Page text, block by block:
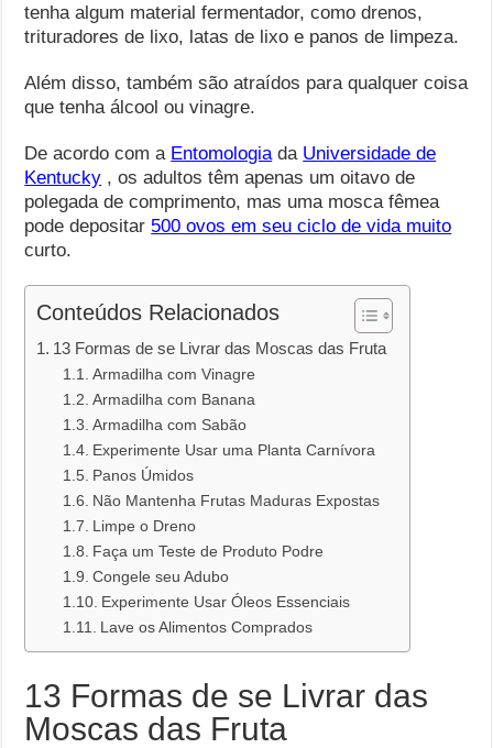
tenha algum material fermentador, como drenos,
trituradores de lixo, latas de lixo e panos de limpeza.
Além disso, também são atraídos para qualquer coisa
que tenha álcool ou vinagre.
De acordo com a Entomologiada Universidade de
Kentucky , os adultos têm apenas um oitavo de
polegada de comprimento, mas uma mosca fêmea
pode depositar 500 ovos em seu ciclo de vida muito
curto.
Conteúdos Relacionados
13 Formas de se Livrar das Moscas das Fruta
Armadilha com Vinagre
Armadilha com Banana
Armadilha com Sabão
Experimente Usar uma Planta Carnívora
Panos Úmidos
Não Mantenha Frutas Maduras Expostas
Limpe o Dreno
Faça um Teste de Produto Podre
Congele seu Adubo
Experimente Usar Óleos Essenciais
Lave os Alimentos Comprados
13 Formas de se Livrar das
Moscas das Fruta